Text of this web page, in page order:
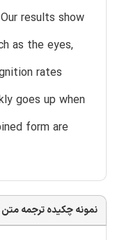
results show
as the eyes,
rates
goes up when
form are
نمونه چکیده ترجمه